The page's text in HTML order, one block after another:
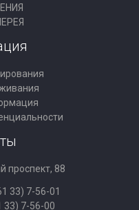
проспект, 88
33) 7-56-01
33) 7-56-00